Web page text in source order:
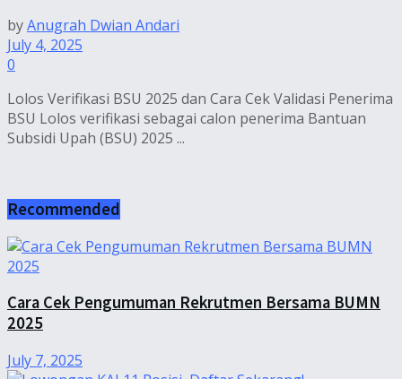
byAnugrah Dwian Andari
July 4, 2025
0
Lolos Verifikasi BSU 2025 dan Cara Cek Validasi Penerima
BSU Lolos verifikasi sebagai calon penerima Bantuan
Subsidi Upah (BSU) 2025 ...
Recommended
Cara Cek Pengumuman Rekrutmen Bersama BUMN
2025
July 7, 2025